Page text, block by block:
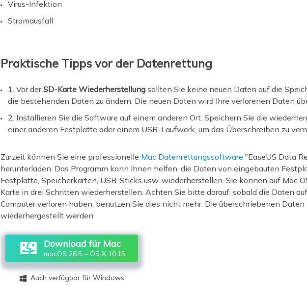
Virus-Infektion
Stromausfall
Praktische Tipps vor der Datenrettung
1. Vor derSD-Karte Wiederherstellung sollten Sie keine neuen Daten auf die
die bestehenden Daten zu ändern. Die neuen Daten wird Ihre verlorenen Daten
2. Installieren Sie die Software auf einem anderen Ort. Speichern Sie die
einer anderen Festplatte oder einem USB-Laufwerk, um das Überschreiben zu
Zurzeit können Sie eine professionelle Mac Datenrettungssoftware "EaseUS Data
herunterladen. Das Programm kann Ihnen helfen, die Daten von eingebauten
Festplatte, Speicherkarten, USB-Sticks usw. wiederherstellen. Sie können auf Mac
Karte in drei Schritten wiederherstellen. Achten Sie bitte darauf, sobald die Daten
Computer verloren haben, benutzen Sie dies nicht mehr. Die überschriebenen
wiederhergestellt werden.
Download für Mac
macOS 26.5 ~ OS X 10.15
 Auch verfügbar für Windows